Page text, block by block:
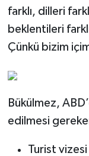
farklı, dilleri
beklentileri
Çünkü bizim
Bükülmez,
edilmesi
Turist